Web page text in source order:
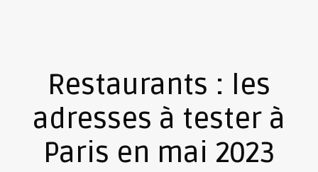
Restaurants : les
adresses à tester à
Paris en mai 2023